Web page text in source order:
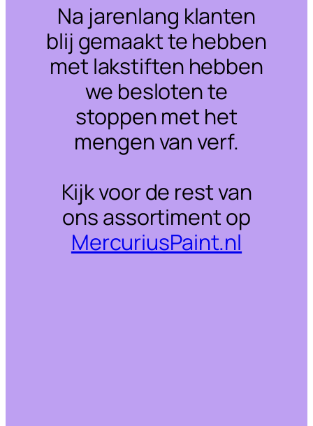
Na jarenlang klanten
blij gemaakt te hebben
met lakstiften hebben
we besloten te
stoppen met het
mengen van verf.
Kijk voor de rest van
ons assortiment op
MercuriusPaint.nl